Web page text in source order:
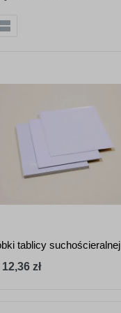
tablicy suchościeralnej
zł